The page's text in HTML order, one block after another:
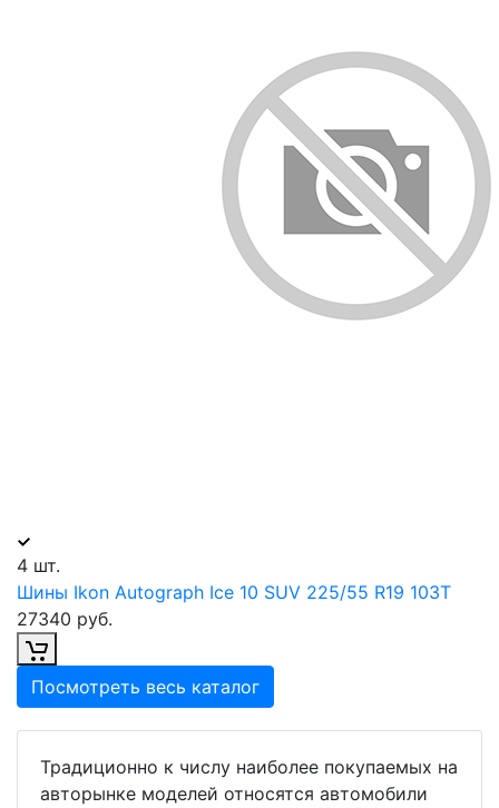
4 шт.
Шины Ikon Autograph Ice 10 SUV 225/55 R19 103T
27340 руб.
Посмотреть весь каталог
Традиционно к числу наиболее покупаемых на
авторынке моделей относятся автомобили